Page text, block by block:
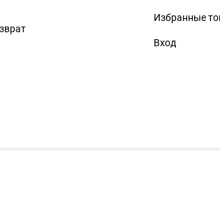
Избранные
Вход